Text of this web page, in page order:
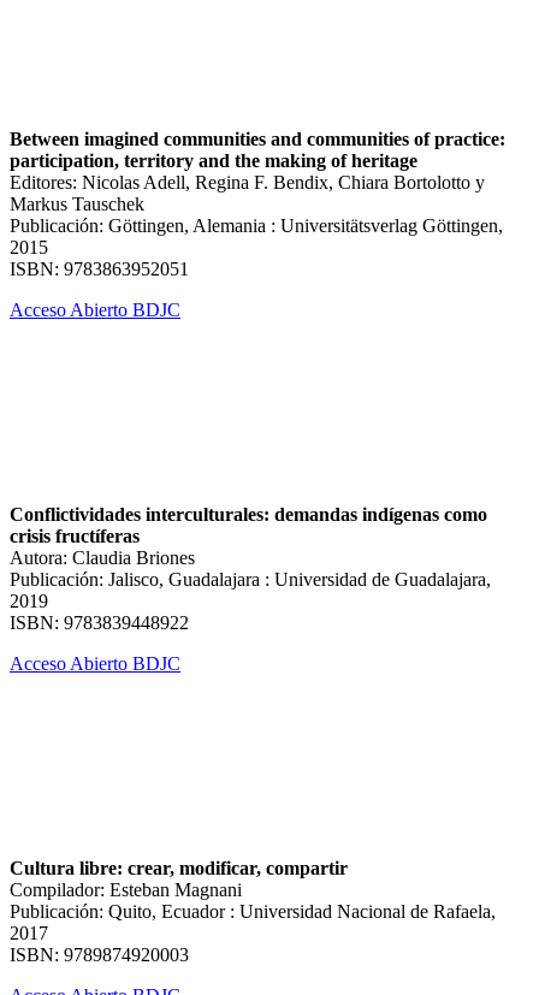
Between imagined communities and communities of practice:
participation, territory and the making of heritage
Editores: Nicolas Adell, Regina F. Bendix, Chiara Bortolotto y
Markus Tauschek
Publicación: Göttingen, Alemania : Universitätsverlag Göttingen,
2015
ISBN: 9783863952051
Acceso Abierto BDJC
Conflictividades interculturales: demandas indígenas como
crisis fructíferas
Autora: Claudia Briones
Publicación: Jalisco, Guadalajara : Universidad de Guadalajara,
2019
ISBN: 9783839448922
Acceso Abierto BDJC
Cultura libre: crear, modificar, compartir
Compilador: Esteban Magnani
Publicación: Quito, Ecuador : Universidad Nacional de Rafaela,
2017
ISBN: 9789874920003